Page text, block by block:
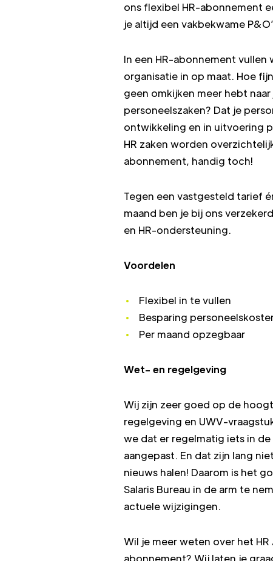
ons flexibel HR-abonnement
je altijd een vakbekwame
In een HR-abonnement
organisatie in op maat. Hoe
geen omkijken meer hebt
personeelszaken? Dat je
ontwikkeling en in uitvoering
HR zaken worden
abonnement, handig toch!
Tegen een vastgesteld tarief
maand ben je bij ons
en HR-ondersteuning.
Voordelen
Flexibel in te vullen
Besparing
Per maand opzegbaar
Wet- en regelgeving
Wij zijn zeer goed op de
regelgeving en UWV-
we dat er regelmatig iets in
aangepast. En dat zijn lang
nieuws halen! Daarom is het
Salaris Bureau in de arm te
actuele wijzigingen.
Wil je meer weten over het
abonnement? Wij laten je